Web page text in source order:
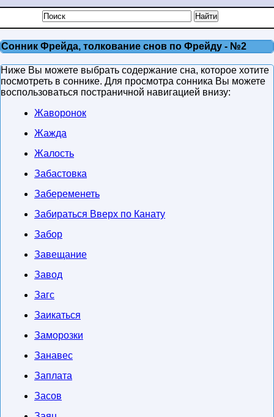
Сонник Фрейда, толкование снов по Фрейду - №2
Ниже Вы можете выбрать содержание сна, которое хотите
посмотреть в соннике. Для просмотра сонника Вы можете
воспользоваться постраничной навигацией внизу:
Жаворонок
Жажда
Жалость
Забастовка
Забеременеть
Забираться Вверх по Канату
Забор
Завещание
Завод
Загс
Заикаться
Заморозки
Занавес
Заплата
Засов